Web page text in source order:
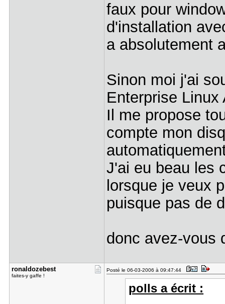
faux pour
d'installation
a absolutement
Sinon moi j'ai
Enterprise Linux
Il me propose
compte mon
J'ai eu beau les
lorsque je veux
puisque pas de
donc avez-
ronaldozeb​est
faites-y gaffe !
Posté le 06-03-2006 à 09:47:44
polls a écrit :